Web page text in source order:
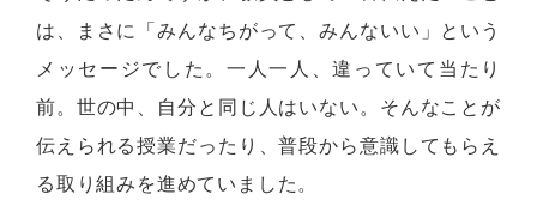
は、まさに「みんなちがって、みんないい」という
メッセージでした。一人一人、違っていて当たり
前。世の中、自分と同じ人はいない。そんなことが
伝えられる授業だったり、普段から意識してもらえ
る取り組みを進めていました。